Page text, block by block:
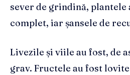
sever de grindină, plantele
complet, iar șansele de
Livezile și viile au fost, de
grav. Fructele au fost